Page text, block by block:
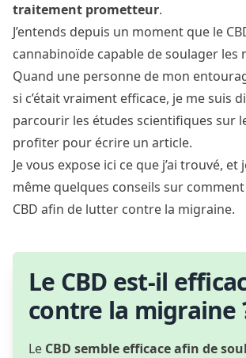
traitement prometteur.
J’entends depuis un moment que le
cannabinoïde capable de soulager les
Quand une personne de mon
si c’était vraiment efficace, je me suis
parcourir les études scientifiques sur
profiter pour écrire un article.
Je vous expose ici ce que j’ai trouvé,
même quelques conseils sur
CBD afin de lutter contre la migraine.
Le CBD est-il
contre la migraine
Le CBD semble efficace afin de